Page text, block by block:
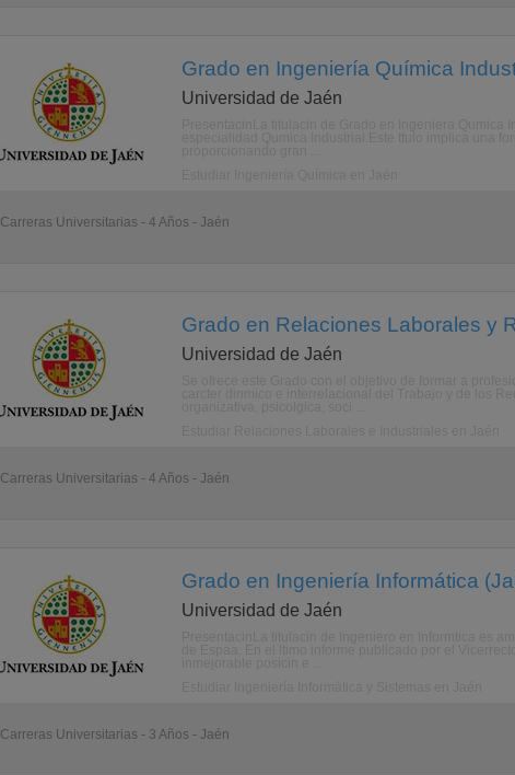
Grado en Ingeniería Química
Universidad de Jaén
Carreras Universitarias - 4 Años - Jaén
Grado en Relaciones Laborales y
Universidad de Jaén
Carreras Universitarias - 4 Años - Jaén
Grado en Ingeniería Informática
Universidad de Jaén
Carreras Universitarias - 3 Años - Jaén